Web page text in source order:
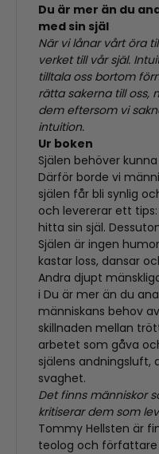
Du är mer än du
med sin själ
När vi lånar vårt öra
verket till vår själ.
tilltala oss bortom
rätta sakerna till oss,
dem eftersom vi
intuition.
Ur boken
Själen behöver
Därför borde vi
själen får bli synlig
och levererar ett
hitta sin själ.
Själen är ingen
kastar loss, dansar
Andra djupt
i Du är mer än du
människans behov
skillnaden mellan
arbetet som gåva
själens andningsluft,
svaghet.
Det finns människor
kritiserar dem som
Tommy Hellsten är
teolog och författare